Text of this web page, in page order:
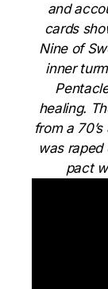
and
cards
Nine of
inner
healing.
from a
was raped
pact